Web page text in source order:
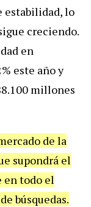
estabilidad, lo
creciendo.
en
este año y
millones
de la
supondrá el
en todo el
búsquedas.